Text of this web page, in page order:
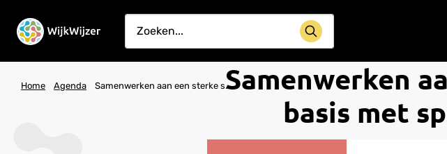
Home Agenda Samenwerken aan een sterke sociale basis met sport en bewegen
Samenwerken
basis met